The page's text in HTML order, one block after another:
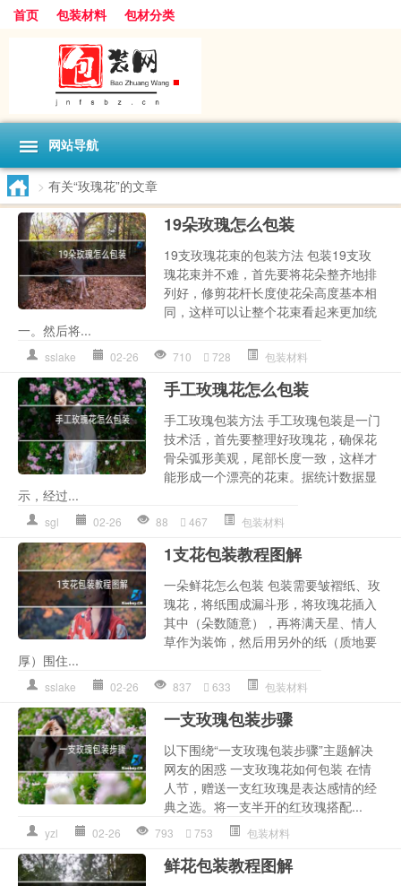
首页 包装材料 包材分类
网站导航
> 有关“玫瑰花”的文章
19朵玫瑰怎么包装
19支玫瑰花束的包装方法 包装19支玫
瑰花束并不难，首先要将花朵整齐地排
列好，修剪花杆长度使花朵高度基本相
同，这样可以让整个花束看起来更加统
一。然后将...
sslake 02-26 710 728 包装材料
手工玫瑰花怎么包装
手工玫瑰包装方法 手工玫瑰包装是一门
技术活，首先要整理好玫瑰花，确保花
骨朵弧形美观，尾部长度一致，这样才
能形成一个漂亮的花束。据统计数据显
示，经过...
sgl 02-26 88 467 包装材料
1支花包装教程图解
一朵鲜花怎么包装 包装需要皱褶纸、玫
瑰花，将纸围成漏斗形，将玫瑰花插入
其中（朵数随意），再将满天星、情人
草作为装饰，然后用另外的纸（质地要
厚）围住...
sslake 02-26 837 633 包装材料
一支玫瑰包装步骤
以下围绕“一支玫瑰包装步骤”主题解决
网友的困惑 一支玫瑰花如何包装 在情
人节，赠送一支红玫瑰是表达感情的经
典之选。将一支半开的红玫瑰搭配...
yzl 02-26 793 753 包装材料
鲜花包装教程图解